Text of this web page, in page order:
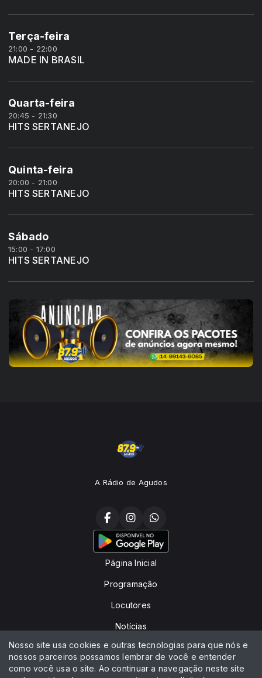
Terça-feira
21:00 - 22:00
MADE IN BRASIL
Quarta-feira
20:45 - 21:30
HITS SERTANEJO
Quinta-feira
20:00 - 21:00
HITS SERTANEJO
Sábado
15:00 - 17:00
HITS SERTANEJO
A Rádio de Agudos
Página Inicial
Programação
Locutores
Notícias
Peça sua música
Contato
Nosso site usa cookies e outras tecnologias para que nós e
nossos parceiros possamos lembrar de você e entender
como você usa o site. Ao continuar a navegação neste site